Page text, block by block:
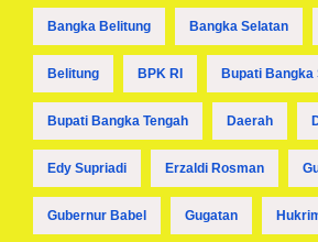
Bangka Belitung Bangka Selatan
Belitung BPK RI Bupati Bangka
Bupati Bangka Tengah Daerah
Edy Supriadi Erzaldi Rosman
Gubernur Babel Gugatan